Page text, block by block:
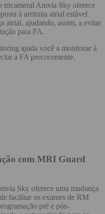
tricameral Amvia Sky oferece
à arritmia atrial estável
atrial, ajudando, assim, a evitar
para FA.
ajuda você a monitorar à
a FA precocemente.
com MRI Guard
Sky oferece uma mudança
facilitar os exames de RM
pré e pós-